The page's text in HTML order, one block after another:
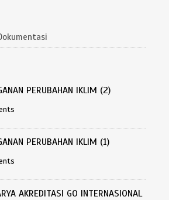
PERUBAHAN IKLIM (2)
PERUBAHAN IKLIM (1)
AKREDITASI GO INTERNASIONAL